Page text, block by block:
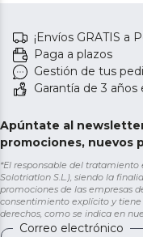
¡Envíos GRATIS a
Paga a plazos
Gestión de tus
Garantía de 3 años
Apúntate al
promociones, nuevos
*El responsable del tratamiento
Solotriatlon S.L.), siendo la
promociones de las empresas
consentimiento explícito y
derechos, como se indica en
Correo electrónico